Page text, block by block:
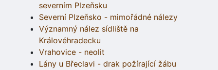
severním Plzeňsku
Severní Plzeňsko - mimořádné nálezy
Významný nález sídliště na
Královéhradecku
Vrahovice - neolit
Lány u Břeclavi - drak požírající žábu